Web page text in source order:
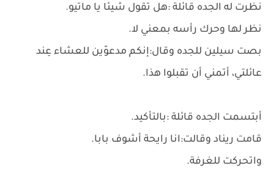
نظرت له الجده قائلة :هل تقول شيئا يا ماتيو.
نظر لها وحرك رأسه بمعني لا.
بصت سيلين للجده وقال:إنكم مدعوّين للعشاء عِند
عائلتي، أتمني أن تقبلوا هذا.
أبتسمت الجده قائلة :بالتأكيد.
قامت ريناد وقالت:انا رايحة أشوف بابا.
واتحركت للغرفة.